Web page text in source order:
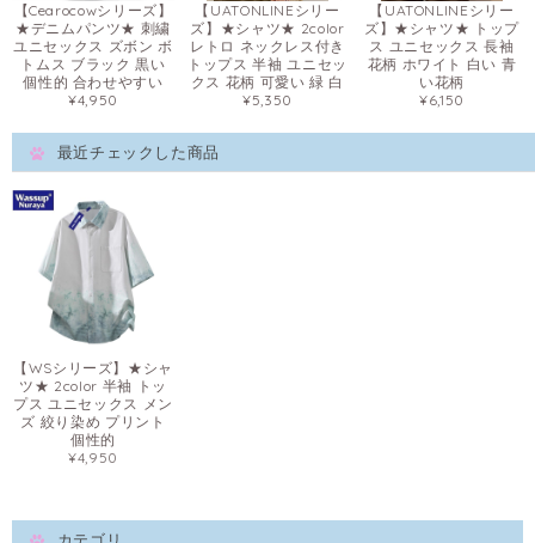
【Cearocowシリーズ】
★デニムパンツ★ 刺繍
ユニセックス ズボン ボ
トムス ブラック 黒い
個性的 合わせやすい
¥4,950
【UATONLINEシリー
ズ】★シャツ★ 2color
レトロ ネックレス付き
トップス 半袖 ユニセッ
クス 花柄 可愛い 緑 白
¥5,350
【UATONLINEシリー
ズ】★シャツ★ トップ
ス ユニセックス 長袖
花柄 ホワイト 白い 青
い花柄
¥6,150
最近チェックした商品
【WSシリーズ】★シャ
ツ★ 2color 半袖 トッ
プス ユニセックス メン
ズ 絞り染め プリント
個性的
¥4,950